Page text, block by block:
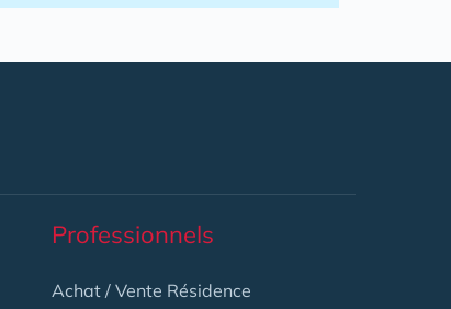
Professionnels
Achat / Vente Résidence